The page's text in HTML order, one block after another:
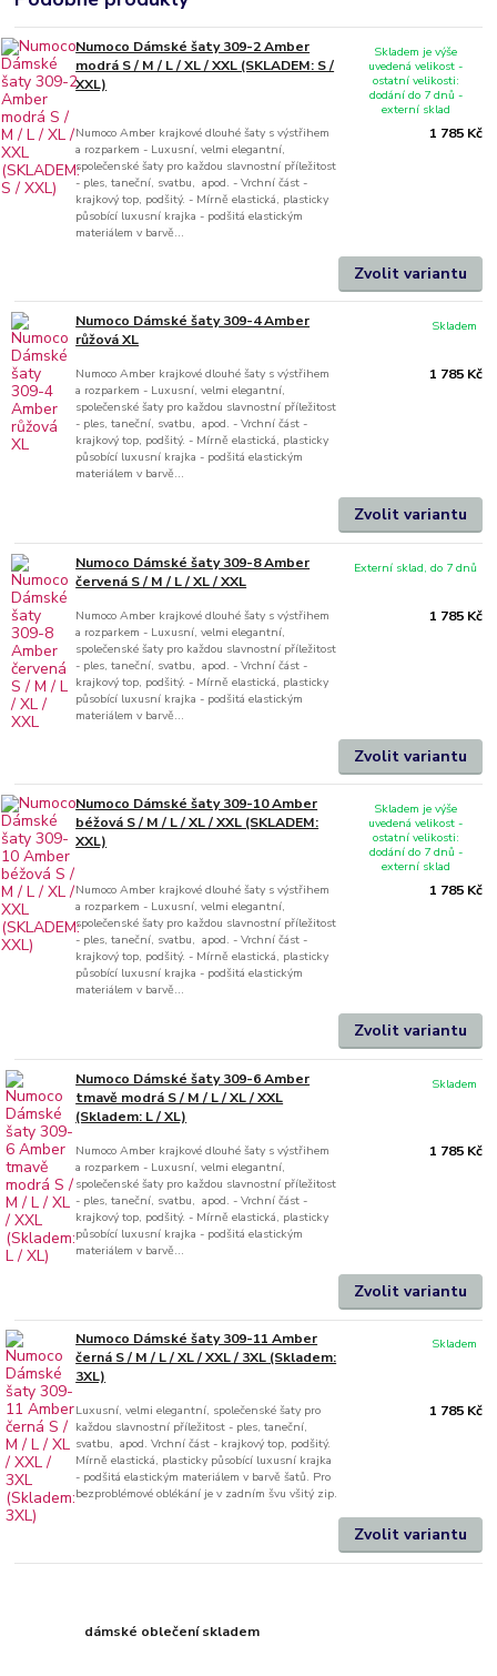
Numoco Dámské šaty 309-2 Amber
modrá S / M / L / XL / XXL (SKLADEM: S /
XXL)
Numoco Amber krajkové dlouhé šaty s výstřihem
a rozparkem - Luxusní, velmi elegantní,
společenské šaty pro každou slavnostní příležitost
- ples, taneční, svatbu, apod. - Vrchní část -
krajkový top, podšitý. - Mírně elastická, plasticky
působící luxusní krajka - podšitá elastickým
materiálem v barvě...
1 785 Kč
Skladem je výše
uvedená velikost -
ostatní velikosti:
dodání do 7 dnů -
externí sklad
Zvolit variantu
Numoco Dámské šaty 309-4 Amber
růžová XL
Numoco Amber krajkové dlouhé šaty s výstřihem
a rozparkem - Luxusní, velmi elegantní,
společenské šaty pro každou slavnostní příležitost
- ples, taneční, svatbu, apod. - Vrchní část -
krajkový top, podšitý. - Mírně elastická, plasticky
působící luxusní krajka - podšitá elastickým
materiálem v barvě...
1 785 Kč
Skladem
Zvolit variantu
Numoco Dámské šaty 309-8 Amber
červená S / M / L / XL / XXL
Numoco Amber krajkové dlouhé šaty s výstřihem
a rozparkem - Luxusní, velmi elegantní,
společenské šaty pro každou slavnostní příležitost
- ples, taneční, svatbu, apod. - Vrchní část -
krajkový top, podšitý. - Mírně elastická, plasticky
působící luxusní krajka - podšitá elastickým
materiálem v barvě...
1 785 Kč
Externí sklad, do 7 dnů
Zvolit variantu
Numoco Dámské šaty 309-10 Amber
béžová S / M / L / XL / XXL (SKLADEM:
XXL)
Numoco Amber krajkové dlouhé šaty s výstřihem
a rozparkem - Luxusní, velmi elegantní,
společenské šaty pro každou slavnostní příležitost
- ples, taneční, svatbu, apod. - Vrchní část -
krajkový top, podšitý. - Mírně elastická, plasticky
působící luxusní krajka - podšitá elastickým
materiálem v barvě...
1 785 Kč
Skladem je výše
uvedená velikost -
ostatní velikosti:
dodání do 7 dnů -
externí sklad
Zvolit variantu
Numoco Dámské šaty 309-6 Amber
tmavě modrá S / M / L / XL / XXL
(Skladem: L / XL)
Numoco Amber krajkové dlouhé šaty s výstřihem
a rozparkem - Luxusní, velmi elegantní,
společenské šaty pro každou slavnostní příležitost
- ples, taneční, svatbu, apod. - Vrchní část -
krajkový top, podšitý. - Mírně elastická, plasticky
působící luxusní krajka - podšitá elastickým
materiálem v barvě...
1 785 Kč
Skladem
Zvolit variantu
Numoco Dámské šaty 309-11 Amber
černá S / M / L / XL / XXL / 3XL (Skladem:
3XL)
Luxusní, velmi elegantní, společenské šaty pro
každou slavnostní příležitost - ples, taneční,
svatbu, apod. Vrchní část - krajkový top, podšitý.
Mírně elastická, plasticky působící luxusní krajka
- podšitá elastickým materiálem v barvě šatů. Pro
bezproblémové oblékání je v zadním švu všitý zip.
1 785 Kč
Skladem
Zvolit variantu
dámské oblečení skladem